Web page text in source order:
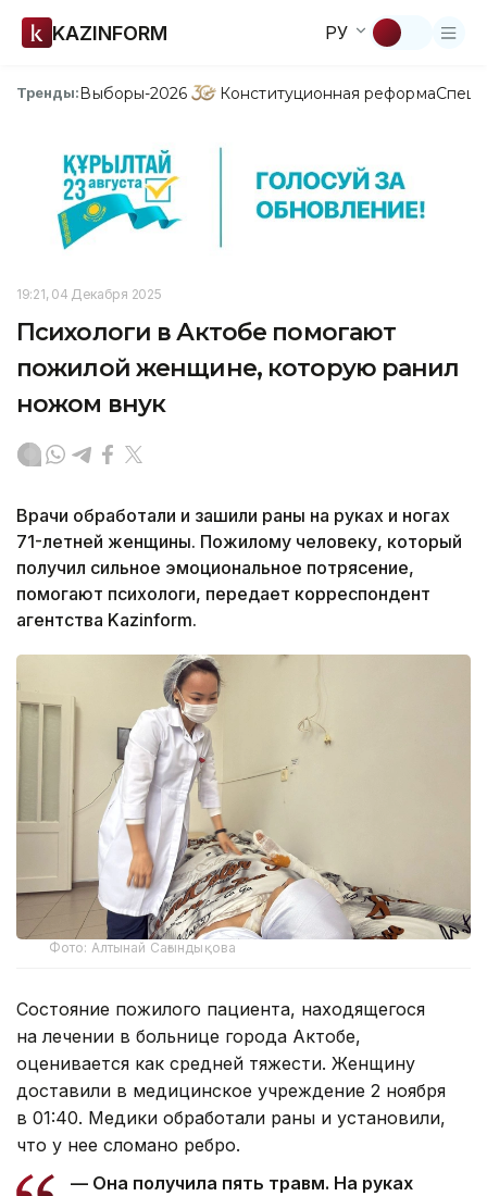
KAZINFORM РУ
Тренды:Выборы-2026 Конституционная реформа
19:21, 04 Декабря 2025
Психологи в Актобе помогают
пожилой женщине, которую ранил
ножом внук
Врачи обработали и зашили раны на руках и ногах
71-летней женщины. Пожилому человеку, который
получил сильное эмоциональное потрясение,
помогают психологи, передает корреспондент
агентства Kazinform.
Фото: Алтынай Сағындықова
Состояние пожилого пациента, находящегося
на лечении в больнице города Актобе,
оценивается как средней тяжести. Женщину
доставили в медицинское учреждение 2 ноября
в 01:40. Медики обработали раны и установили,
что у нее сломано ребро.
— Она получила пять травм. На руках